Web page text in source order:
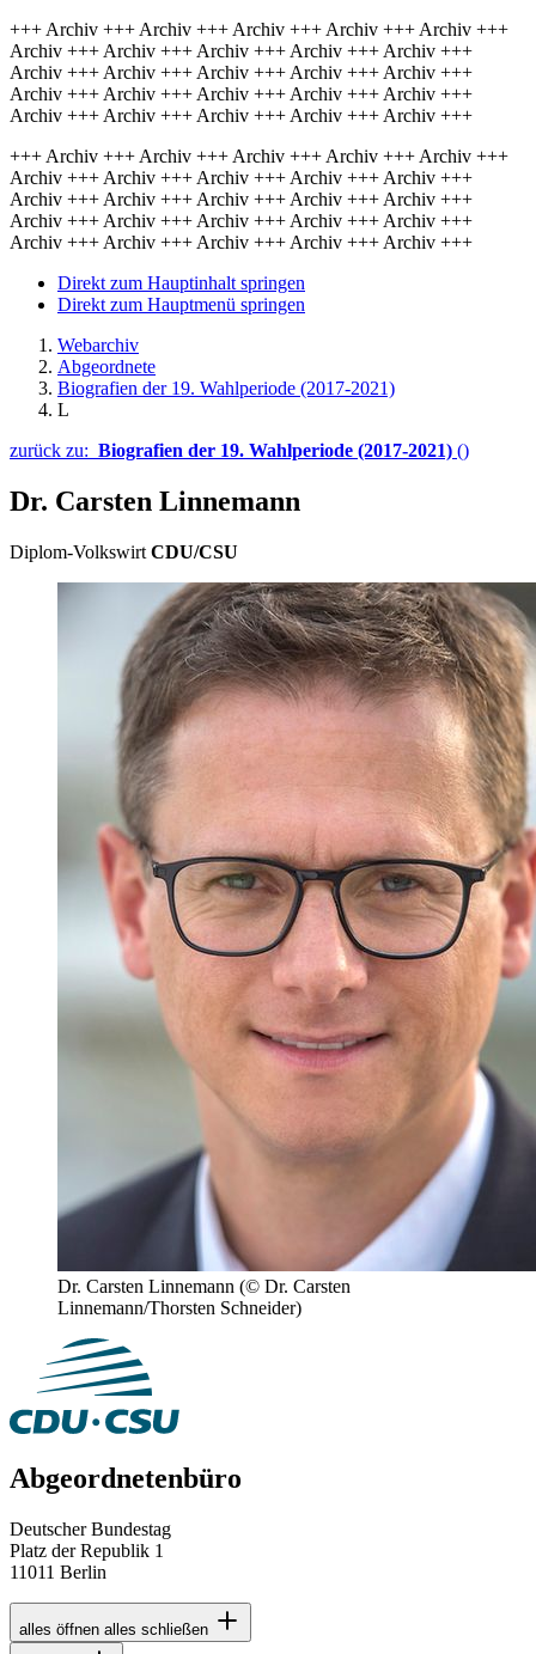
+++ Archiv +++ Archiv +++ Archiv +++ Archiv +++ Archiv +++
Archiv +++ Archiv +++ Archiv +++ Archiv +++ Archiv +++
Archiv +++ Archiv +++ Archiv +++ Archiv +++ Archiv +++
Archiv +++ Archiv +++ Archiv +++ Archiv +++ Archiv +++
Archiv +++ Archiv +++ Archiv +++ Archiv +++ Archiv +++
+++ Archiv +++ Archiv +++ Archiv +++ Archiv +++ Archiv +++
Archiv +++ Archiv +++ Archiv +++ Archiv +++ Archiv +++
Archiv +++ Archiv +++ Archiv +++ Archiv +++ Archiv +++
Archiv +++ Archiv +++ Archiv +++ Archiv +++ Archiv +++
Archiv +++ Archiv +++ Archiv +++ Archiv +++ Archiv +++
Direkt zum Hauptinhalt springen
Direkt zum Hauptmenü springen
Webarchiv
Abgeordnete
Biografien der 19. Wahlperiode (2017-2021)
L
zurück zu: Biografien der 19. Wahlperiode (2017-2021) ()
Dr. Carsten Linnemann
Diplom-Volkswirt CDU/CSU
Dr. Carsten Linnemann (© Dr. Carsten
Linnemann/Thorsten Schneider)
Abgeordnetenbüro
Deutscher Bundestag
Platz der Republik 1
11011 Berlin
alles öffnen alles schließen